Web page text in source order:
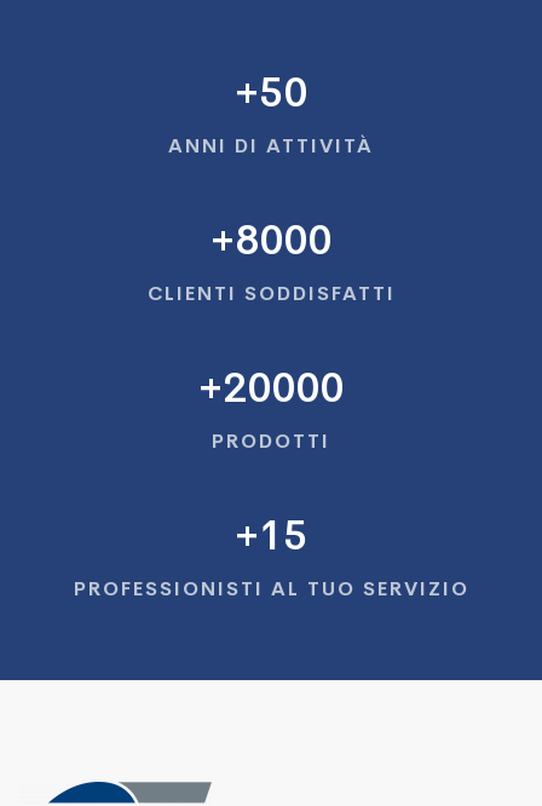
+50
ANNI DI ATTIVITÀ
+8000
CLIENTI SODDISFATTI
+20000
PRODOTTI
+15
PROFESSIONISTI AL TUO SERVIZIO